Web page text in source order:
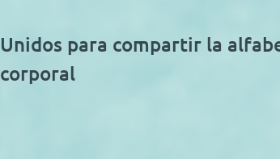
Unidos para compartir la
corporal